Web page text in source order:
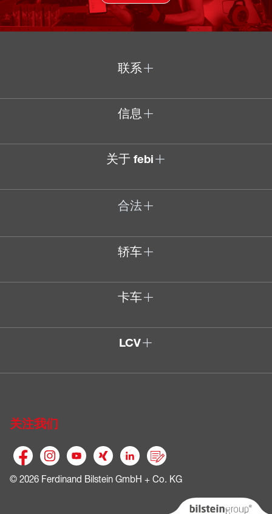
联系
信息
关于 febi
合法
轿车
卡车
LCV
关注我们
© 2026 Ferdinand Bilstein GmbH + Co. KG